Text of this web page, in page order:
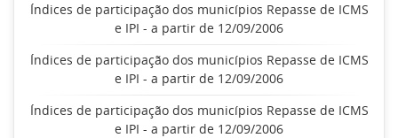
Índices de participação dos municípios Repasse de ICMS
e IPI - a partir de 12/09/2006
Índices de participação dos municípios Repasse de ICMS
e IPI - a partir de 12/09/2006
Índices de participação dos municípios Repasse de ICMS
e IPI - a partir de 12/09/2006